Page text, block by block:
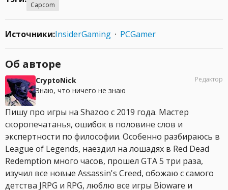
Capcom
Источники:InsiderGaming PCGamer
Об авторе
CryptoNick
Знаю, что ничего не знаю
Редактор
Пишу про игры на Shazoo с 2019 года. Мастер
скоропечатанья, ошибок в половине слов и
экспертности по философии. Особенно разбираюсь в
League of Legends, наездил на лошадях в Red Dead
Redemption много часов, прошел GTA 5 три раза,
изучил все новые Assassin's Creed, обожаю с самого
детства JRPG и RPG, люблю все игры Bioware и